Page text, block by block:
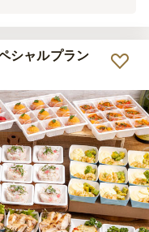
シャルプラン